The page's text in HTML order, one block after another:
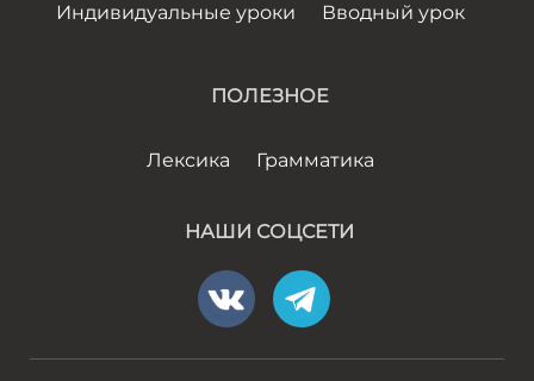
Индивидуальные уроки Вводный урок
ПОЛЕЗНОЕ
Лексика Грамматика
НАШИ СОЦСЕТИ